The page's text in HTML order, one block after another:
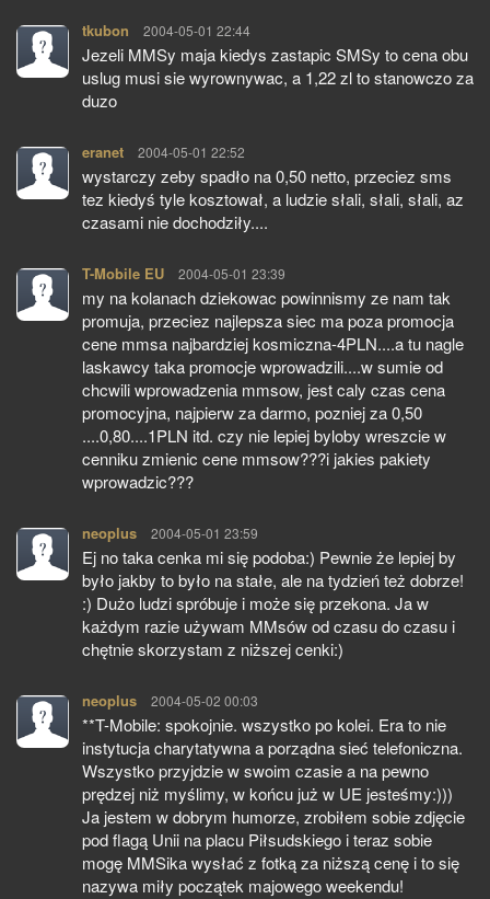
tkubon pisze:
2004-05-01 22:44
Jezeli MMSy maja kiedys zastapic SMSy to cena obu
uslug musi sie wyrownywac, a 1,22 zl to stanowczo za
duzo
eranet pisze:
2004-05-01 22:52
wystarczy zeby spadło na 0,50 netto, przeciez sms
tez kiedyś tyle kosztował, a ludzie słali, słali, słali, az
czasami nie dochodziły....
T-Mobile EU pisze:
2004-05-01 23:39
my na kolanach dziekowac powinnismy ze nam tak
promuja, przeciez najlepsza siec ma poza promocja
cene mmsa najbardziej kosmiczna-4PLN....a tu nagle
laskawcy taka promocje wprowadzili....w sumie od
chcwili wprowadzenia mmsow, jest caly czas cena
promocyjna, najpierw za darmo, pozniej za 0,50
....0,80....1PLN itd. czy nie lepiej byloby wreszcie w
cenniku zmienic cene mmsow???i jakies pakiety
wprowadzic???
neoplus pisze:
2004-05-01 23:59
Ej no taka cenka mi się podoba:) Pewnie że lepiej by
było jakby to było na stałe, ale na tydzień też dobrze!
:) Dużo ludzi spróbuje i może się przekona. Ja w
każdym razie używam MMsów od czasu do czasu i
chętnie skorzystam z niższej cenki:)
neoplus pisze:
2004-05-02 00:03
**T-Mobile: spokojnie. wszystko po kolei. Era to nie
instytucja charytatywna a porządna sieć telefoniczna.
Wszystko przyjdzie w swoim czasie a na pewno
prędzej niż myślimy, w końcu już w UE jesteśmy:)))
Ja jestem w dobrym humorze, zrobiłem sobie zdjęcie
pod flagą Unii na placu Piłsudskiego i teraz sobie
mogę MMSika wysłać z fotką za niższą cenę i to się
nazywa miły początek majowego weekendu!